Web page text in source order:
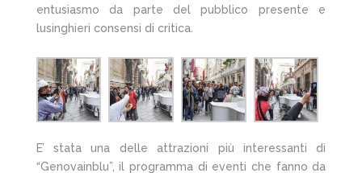
entusiasmo da parte del pubblico presente e
lusinghieri consensi di critica.
E’ stata una delle attrazioni più interessanti di
“Genovainblu”, il programma di eventi che fanno da